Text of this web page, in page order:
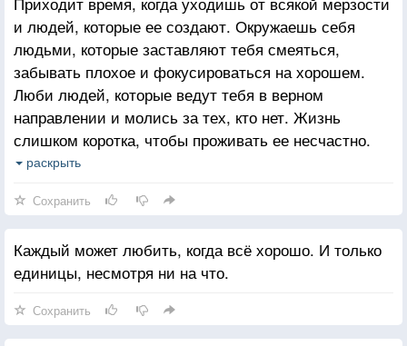
и людей, которые ее создают. Окружаешь себя
людьми, которые заставляют тебя смеяться,
забывать плохое и фокусироваться на хорошем.
Люби людей, которые ведут тебя в верном
направлении и молись за тех, кто нет. Жизнь
слишком коротка, чтобы проживать ее несчастно.
Падение - это часть жизни, но восстание - сама
раскрыть
Сохранить
Каждый может любить, когда всё хорошо. И только
единицы, несмотря ни на что.
Сохранить